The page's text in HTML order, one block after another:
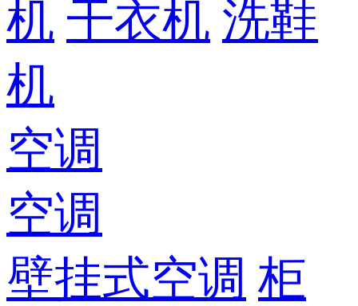
机 干衣机 洗鞋
机
空调
空调
壁挂式空调 柜